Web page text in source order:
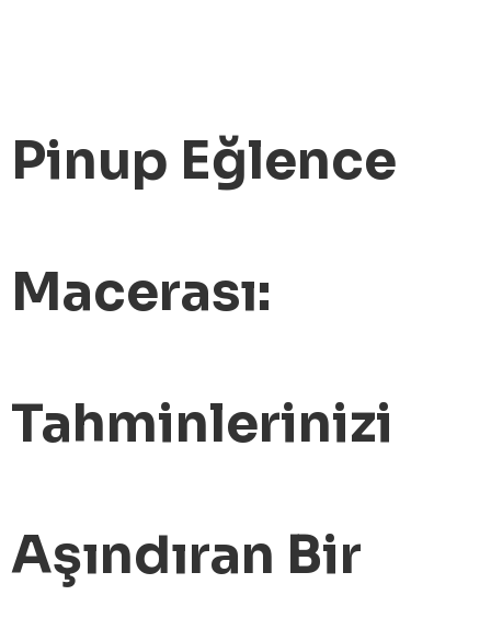
Pinup Eğlence
Macerası:
Tahminlerinizi
Aşındıran Bir